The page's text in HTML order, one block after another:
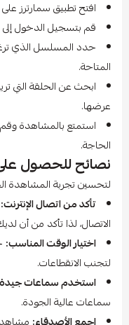
افتح تطبيق سمارترز
قم بتسجيل الدخول
حدد المسلسل الذي
المتاحة.
ابحث عن الحلقة التي
عرضها.
استمتع بالمشاهدة
الحاجة.
نصائح للحصول
لتحسين تجربة المشاهدة
تأكد من اتصال الإنترنت:
الاتصال، لذا تأكد من أن
اختيار الوقت المناسب:
لتجنب الانقطاعات.
استخدم سماعات
سماعات عالية الجودة.